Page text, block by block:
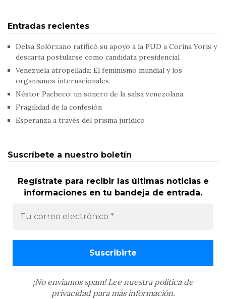
Entradas recientes
Delsa Solórzano ratificó su apoyo a la PUD a Corina Yoris y
descarta postularse como candidata presidencial
Venezuela atropellada: El feminismo mundial y los
organismos internacionales
Néstor Pacheco: un sonero de la salsa venezolana
Fragilidad de la confesión
Esperanza a través del prisma jurídico
Suscríbete a nuestro boletín
Regístrate para recibir las últimas noticias e
informaciones en tu bandeja de entrada.
¡No enviamos spam! Lee nuestra política de
privacidadpara más información.